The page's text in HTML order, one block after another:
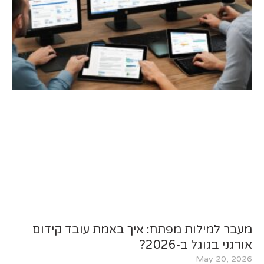
מעבר למילות מפתח: איך באמת עובד קידום
אורגני בגוגל ב-2026?
May 20, 2026